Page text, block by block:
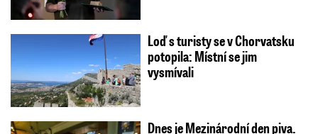
Loď s turisty se v Chorvatsku
potopila: Místní se jim
vysmívali
Dnes je Mezinárodní den piva.